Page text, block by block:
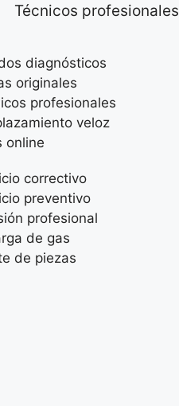
Técnicos profesionales
diagnósticos
originales
profesionales
veloz
online
correctivo
preventivo
profesional
de gas
de piezas